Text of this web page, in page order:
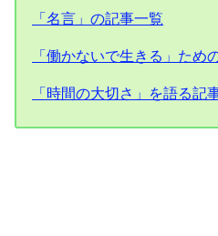
「名言」の記事一覧
「働かないで生きる」ため
「時間の大切さ」を語る記